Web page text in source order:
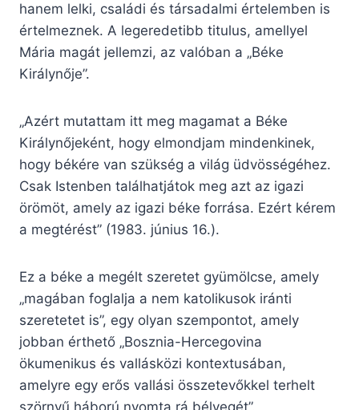
hanem lelki, családi és társadalmi értelemben is
értelmeznek. A legeredetibb titulus, amellyel
Mária magát jellemzi, az valóban a „Béke
Királynője”.
„Azért mutattam itt meg magamat a Béke
Királynőjeként, hogy elmondjam mindenkinek,
hogy békére van szükség a világ üdvösségéhez.
Csak Istenben találhatjátok meg azt az igazi
örömöt, amely az igazi béke forrása. Ezért kérem
a megtérést” (1983. június 16.).
Ez a béke a megélt szeretet gyümölcse, amely
„magában foglalja a nem katolikusok iránti
szeretetet is”, egy olyan szempontot, amely
jobban érthető „Bosznia-Hercegovina
ökumenikus és vallásközi kontextusában,
amelyre egy erős vallási összetevőkkel terhelt